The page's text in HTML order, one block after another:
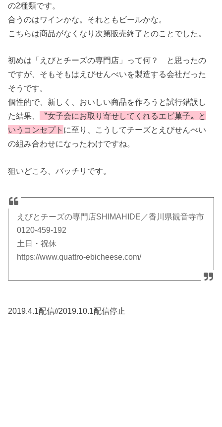
の2種類です。
合うのはワインかな。それともビールかな。
こちらは商品がなくなり次第販売終了とのことでした。
初めは「えびとチーズの専門店」って何？ と思ったの
ですが、そもそもはえびせんべいを製造する会社だった
そうです。
個性的で、新しく、おいしい商品を作ろうと試行錯誤し
た結果、
〝女子会にお取り寄せしてくれるエビ菓子〟と
いうコンセプト に至り、こうしてチーズとえびせんべい
の組み合わせになったわけですね。
狙いどころ、バッチリです。
えびとチーズの専門店SHIMAHIDE／香川県観音寺市
0120-459-192
土日・祝休
https://www.quattro-ebicheese.com/
2019.4.1配信//2019.10.1配信停止